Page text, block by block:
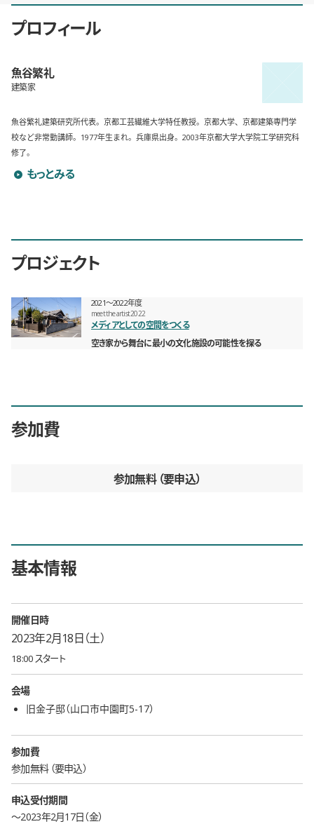
プロフィール
魚谷繁礼
建築家
魚谷繁礼建築研究所代表。京都工芸繊維大学特任教授。京都大学、京都建築専門学
校など非常勤講師。1977年生まれ。兵庫県出身。2003年京都大学大学院工学研究科
修了。
魚谷繁礼のプロフィールを詳しく見る
もっとみる
プロジェクト
2021〜2022年度
meet the artist 2022
メディアとしての空間をつくる
空き家から舞台に最小の文化施設の可能性を探る
参加費
参加無料 要申込
基本情報
開催日時
2023年2月18日（土）
18:00 スタート
会場
旧金子邸（山口市中園町5-17）
参加費
参加無料 要申込
申込受付期間
〜2023年2月17日（金）